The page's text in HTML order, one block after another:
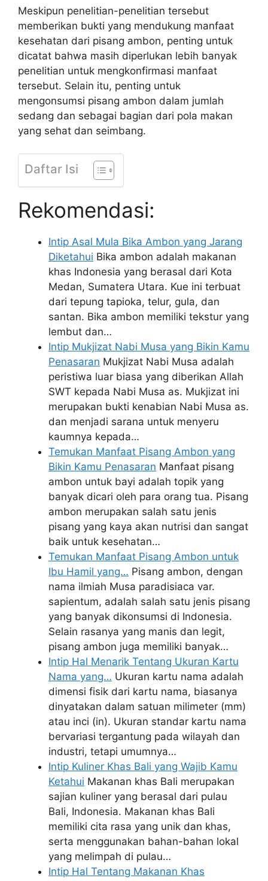
Meskipun penelitian-penelitian tersebut
memberikan bukti yang mendukung manfaat
kesehatan dari pisang ambon, penting untuk
dicatat bahwa masih diperlukan lebih banyak
penelitian untuk mengkonfirmasi manfaat
tersebut. Selain itu, penting untuk
mengonsumsi pisang ambon dalam jumlah
sedang dan sebagai bagian dari pola makan
yang sehat dan seimbang.
Daftar Isi
Rekomendasi:
Intip Asal Mula Bika Ambon yang Jarang
Diketahui Bika ambon adalah makanan
khas Indonesia yang berasal dari Kota
Medan, Sumatera Utara. Kue ini terbuat
dari tepung tapioka, telur, gula, dan
santan. Bika ambon memiliki tekstur yang
lembut dan…
Intip Mukjizat Nabi Musa yang Bikin Kamu
Penasaran Mukjizat Nabi Musa adalah
peristiwa luar biasa yang diberikan Allah
SWT kepada Nabi Musa as. Mukjizat ini
merupakan bukti kenabian Nabi Musa as.
dan menjadi sarana untuk menyeru
kaumnya kepada…
Temukan Manfaat Pisang Ambon yang
Bikin Kamu Penasaran Manfaat pisang
ambon untuk bayi adalah topik yang
banyak dicari oleh para orang tua. Pisang
ambon merupakan salah satu jenis
pisang yang kaya akan nutrisi dan sangat
baik untuk kesehatan…
Temukan Manfaat Pisang Ambon untuk
Ibu Hamil yang… Pisang ambon, dengan
nama ilmiah Musa paradisiaca var.
sapientum, adalah salah satu jenis pisang
yang banyak dikonsumsi di Indonesia.
Selain rasanya yang manis dan legit,
pisang ambon juga memiliki banyak…
Intip Hal Menarik Tentang Ukuran Kartu
Nama yang… Ukuran kartu nama adalah
dimensi fisik dari kartu nama, biasanya
dinyatakan dalam satuan milimeter (mm)
atau inci (in). Ukuran standar kartu nama
bervariasi tergantung pada wilayah dan
industri, tetapi umumnya…
Intip Kuliner Khas Bali yang Wajib Kamu
Ketahui Makanan khas Bali merupakan
sajian kuliner yang berasal dari pulau
Bali, Indonesia. Makanan khas Bali
memiliki cita rasa yang unik dan khas,
serta menggunakan bahan-bahan lokal
yang melimpah di pulau…
Intip Hal Tentang Makanan Khas